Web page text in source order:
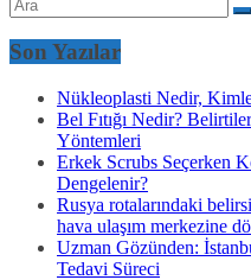
Son Yazılar
Nükleoplasti Nedir,
Bel Fıtığı Nedir?
Yöntemleri
Erkek Scrubs Seçerken
Dengelenir?
Rusya rotalarındaki
hava ulaşım merkezine
Uzman Gözünden:
Tedavi Süreci